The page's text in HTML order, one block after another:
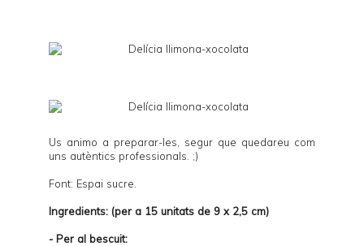
Us animo a preparar-les, segur que quedareu com
uns autèntics professionals. ;)
Font: Espai sucre.
Ingredients: (per a 15 unitats de 9 x 2,5 cm)
- Per al bescuit: